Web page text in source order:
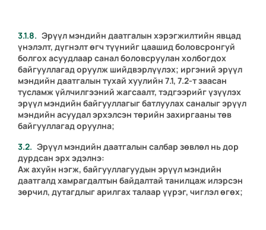
Эрүүл мэндийн даатгалын хэрэгжилтийн явцад
үнэлэлт, дүгнэлт өгч түүнийг цаашид боловсронгуй
болгох асуудлаар санал боловсруулан холбогдох
байгууллагад оруулж шийдвэрлүүлэх; иргэний эрүүл
мэндийн даатгалын тухай хуулийн 7.1, 7.2-т заасан
тусламж үйлчилгээний жагсаалт, тэдгээрийг үзүүлэх
эрүүл мэндийн байгууллагыг батлуулах саналыг эрүүл
мэндийн асуудал эрхэлсэн төрийн захиргааны төв
байгууллагад оруулна;
Эрүүл мэндийн даатгалын салбар зөвлөл нь дор
дурдсан эрх эдэлнэ:
Аж ахуйн нэгж, байгууллагуудын эрүүл мэндийн
даатгалд хамрагдалтын байдалтай танилцаж илэрсэн
зөрчил, дутагдлыг арилгах талаар үүрэг, чиглэл өгөх;